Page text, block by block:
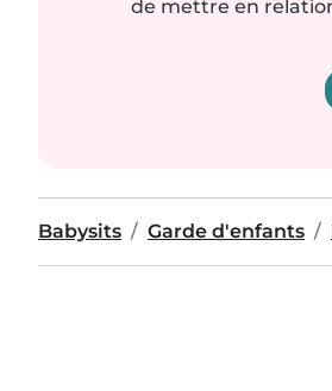
de mettre en
Babysits Garde d'enfants